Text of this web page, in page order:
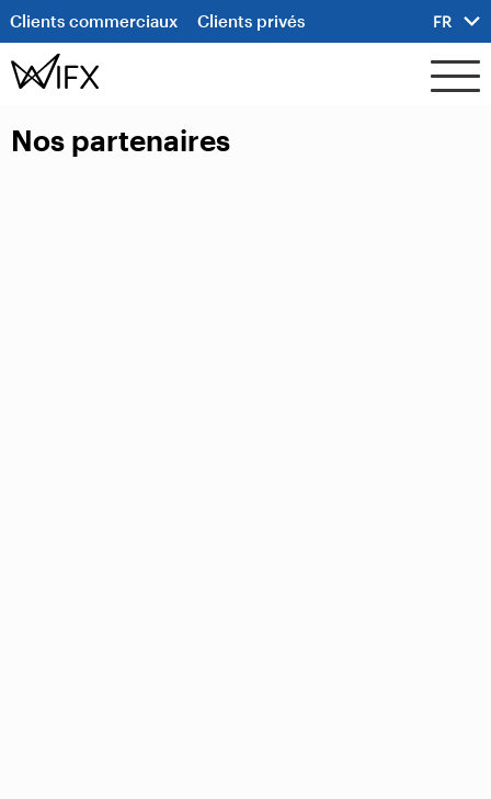
Clients commerciaux Clients privés FR
Nos partenaires